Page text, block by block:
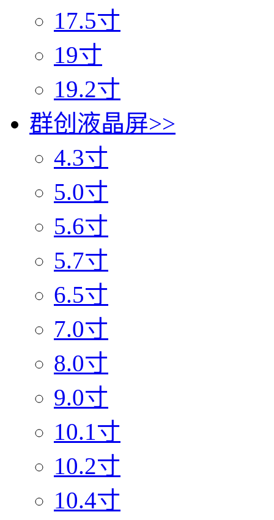
17.5寸
19寸
19.2寸
群创液晶屏>>
4.3寸
5.0寸
5.6寸
5.7寸
6.5寸
7.0寸
8.0寸
9.0寸
10.1寸
10.2寸
10.4寸